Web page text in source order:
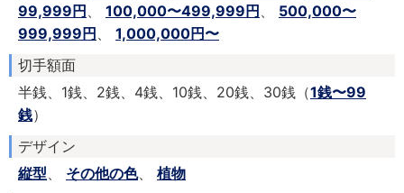
99,999円
100,000〜499,999円
500,000〜
999,999円
1,000,000円〜
切手額面
半銭、1銭、2銭、4銭、10銭、20銭、30銭（1銭〜99
銭）
デザイン
縦型
その他の色、 植物